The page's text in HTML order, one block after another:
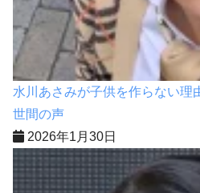
水川あさみが子供を作らない理
世間の声
2026年1月30日